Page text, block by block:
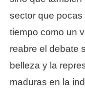
sector que pocas
tiempo como un
reabre el debate
belleza y la
maduras en la